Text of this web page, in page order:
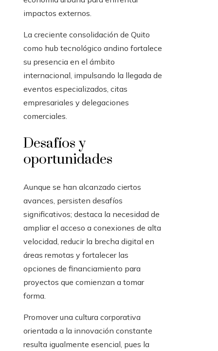
impactos externos.
La creciente consolidación de Quito
como hub tecnológico andino fortalece
su presencia en el ámbito
internacional, impulsando la llegada de
eventos especializados, citas
empresariales y delegaciones
comerciales.
Desafíos y
oportunidades
Aunque se han alcanzado ciertos
avances, persisten desafíos
significativos; destaca la necesidad de
ampliar el acceso a conexiones de alta
velocidad, reducir la brecha digital en
áreas remotas y fortalecer las
opciones de financiamiento para
proyectos que comienzan a tomar
forma.
Promover una cultura corporativa
orientada a la innovación constante
resulta igualmente esencial, pues la